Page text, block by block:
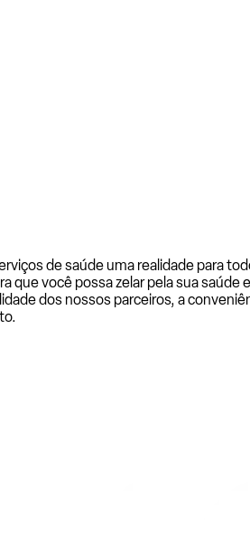
de saúde uma realidade para
você possa zelar pela sua
dos nossos parceiros, a